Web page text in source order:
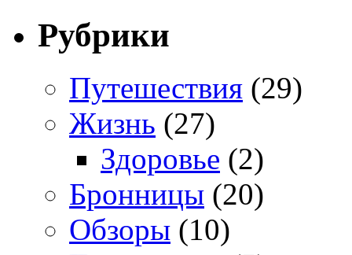
Рубрики
Путешествия (29)
Жизнь (27)
Здоровье (2)
Бронницы (20)
Обзоры (10)